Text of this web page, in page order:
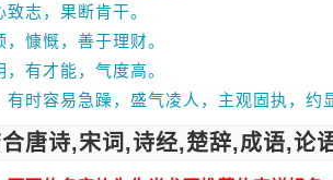
志，果断肯干。
慷慨，善于理财。
有才能，气度高。
有时容易急躁，盛气凌人，主观固执，约
唐诗,宋词,诗经,楚辞,成语,论